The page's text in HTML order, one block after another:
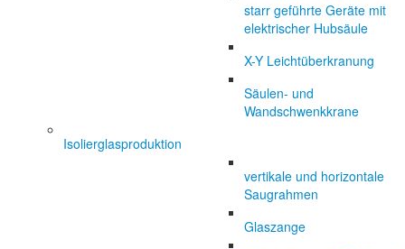
starr geführte Geräte mit
elektrischer Hubsäule
X-Y Leichtüberkranung
Säulen- und
Wandschwenkkrane
Isolierglasproduktion
vertikale und horizontale
Saugrahmen
Glaszange